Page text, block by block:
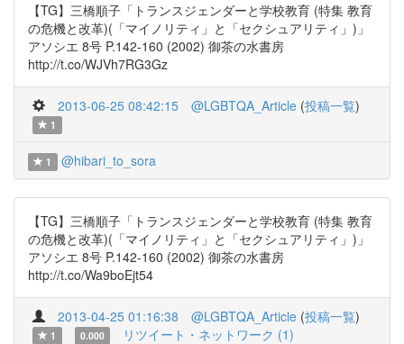
【TG】三橋順子「トランスジェンダーと学校教育 (特集 教育
の危機と改革)(「マイノリティ」と「セクシュアリティ」)」
アソシエ 8号 P.142-160 (2002) 御茶の水書房
http://t.co/WJVh7RG3Gz
2013-06-25 08:42:15 @LGBTQA_Article (投稿一覧)
1
1 @hibari_to_sora
【TG】三橋順子「トランスジェンダーと学校教育 (特集 教育
の危機と改革)(「マイノリティ」と「セクシュアリティ」)」
アソシエ 8号 P.142-160 (2002) 御茶の水書房
http://t.co/Wa9boEjt54
2013-04-25 01:16:38 @LGBTQA_Article (投稿一覧)
1 0.000 リツイート・ネットワーク (1)